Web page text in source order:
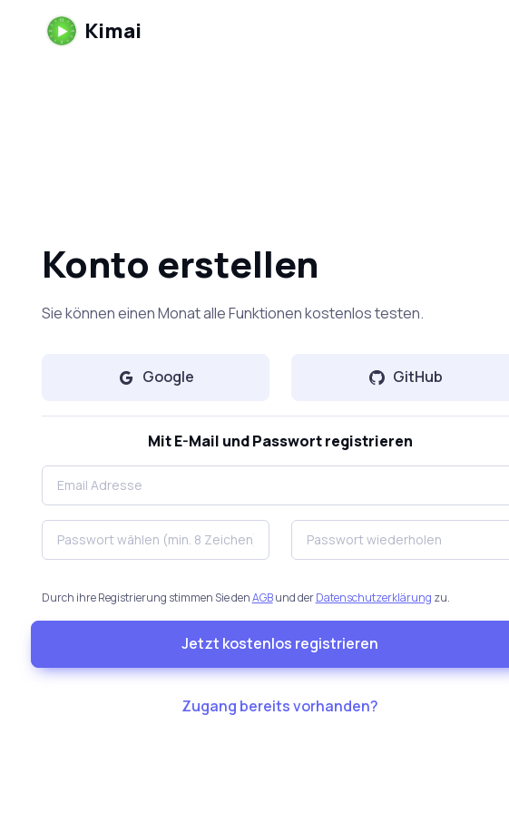
Kimai
Konto erstellen
Sie können einen Monat alle Funktionen kostenlos testen.
Google GitHub
Mit E-Mail und Passwort registrieren
Durch ihre Registrierung stimmen Sie denAGBund derDatenschutzerklärung zu.
Jetzt kostenlos registrieren
Zugang bereits vorhanden?